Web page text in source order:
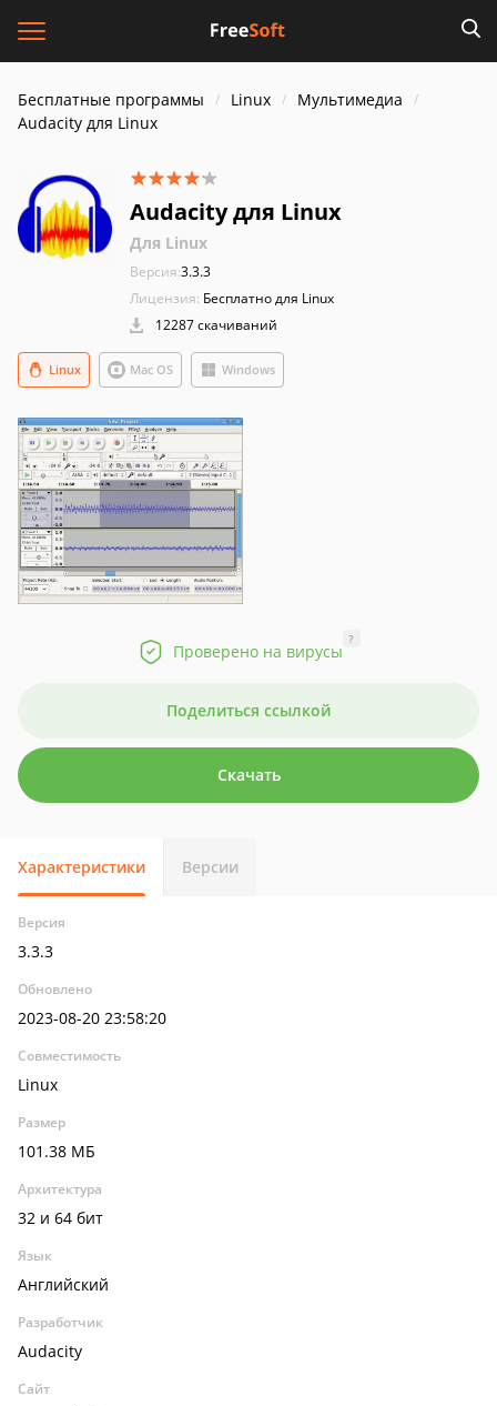
Бесплатные программы Linux
Мультимедиа
Audacity для Linux
Audacity для Linux
Для Linux
Версия:3.3.3
Лицензия: Бесплатно для Linux
12287 скачиваний
Mac OS Windows
Linux
Проверено на вирусы
?
Поделиться ссылкой
Скачать
Характеристики Версии
Версия
3.3.3
Обновлено
2023-08-20 23:58:20
Совместимость
Linux
Размер
101.38 МБ
Архитектура
32 и 64 бит
Язык
Английский
Разработчик
Audacity
Сайт